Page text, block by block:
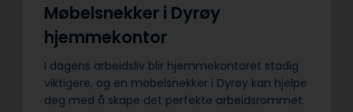
Møbelsnekker i Dyrøy
hjemmekontor
I dagens arbeidsliv blir hjemmekontoret stadig
viktigere, og en møbelsnekker i Dyrøy kan hjelpe
deg med å skape det perfekte arbeidsrommet.